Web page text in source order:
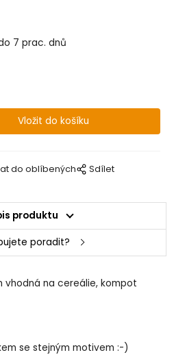
7 prac. dnů
do oblíbených Sdílet
produktu
poradit?
vhodná na cereálie, kompot
se stejným motivem :-)